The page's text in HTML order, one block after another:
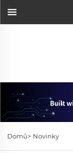
Domů> Novinky